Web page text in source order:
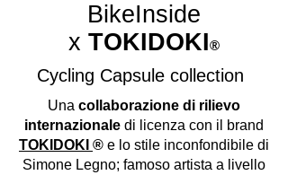
BikeInside
x TOKIDOKI®
Cycling Capsule collection
Una collaborazione di rilievo
internazionale di licenza con il brand
TOKIDOKI ® e lo stile inconfondibile di
Simone Legno; famoso artista a livello